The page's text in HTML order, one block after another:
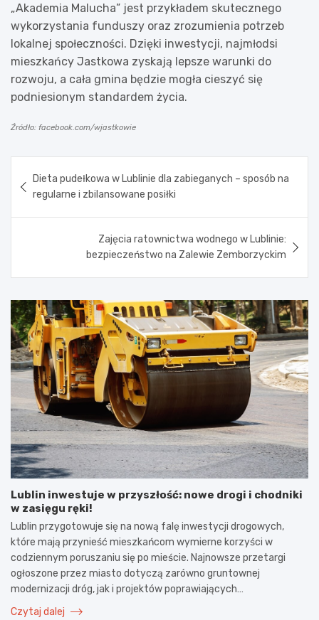
„Akademia Malucha” jest przykładem skutecznego
wykorzystania funduszy oraz zrozumienia potrzeb
lokalnej społeczności. Dzięki inwestycji, najmłodsi
mieszkańcy Jastkowa zyskają lepsze warunki do
rozwoju, a cała gmina będzie mogła cieszyć się
podniesionym standardem życia.
Źródło: facebook.com/wjastkowie
wpisu
Dieta pudełkowa w Lublinie dla zabieganych – sposób na
regularne i zbilansowane posiłki
Zajęcia ratownictwa wodnego w Lublinie:
bezpieczeństwo na Zalewie Zemborzyckim
Lublin inwestuje w przyszłość: nowe drogi i chodniki
w zasięgu ręki!
Lublin przygotowuje się na nową falę inwestycji drogowych,
które mają przynieść mieszkańcom wymierne korzyści w
codziennym poruszaniu się po mieście. Najnowsze przetargi
ogłoszone przez miasto dotyczą zarówno gruntownej
modernizacji dróg, jak i projektów poprawiających…
Czytaj dalej